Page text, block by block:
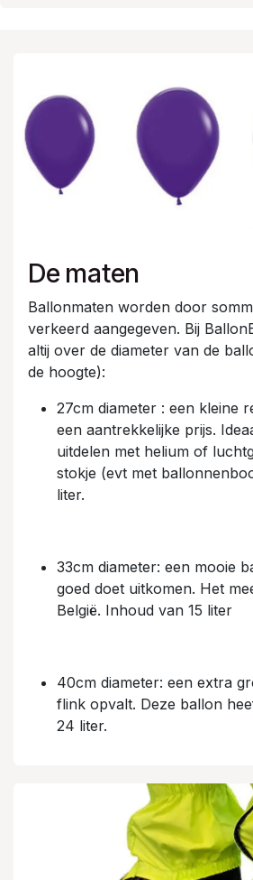
De maten
Ballonmaten worden door
verkeerd aangegeven. Bij
altij over de diameter van de
de hoogte):
27cm diameter : een kleine
een aantrekkelijke prijs.
uitdelen met helium of
stokje (evt met
liter.
33cm diameter: een mooie
goed doet uitkomen. Het
België. Inhoud van 15 liter
40cm diameter: een extra
flink opvalt. Deze ballon
24 liter.